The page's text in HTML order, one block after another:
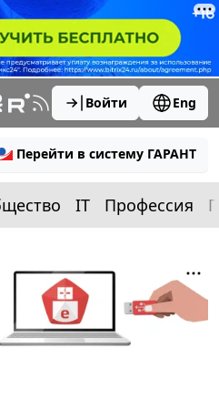
Войти Eng
Перейти в систему ГАРАНТ
IT Профессия